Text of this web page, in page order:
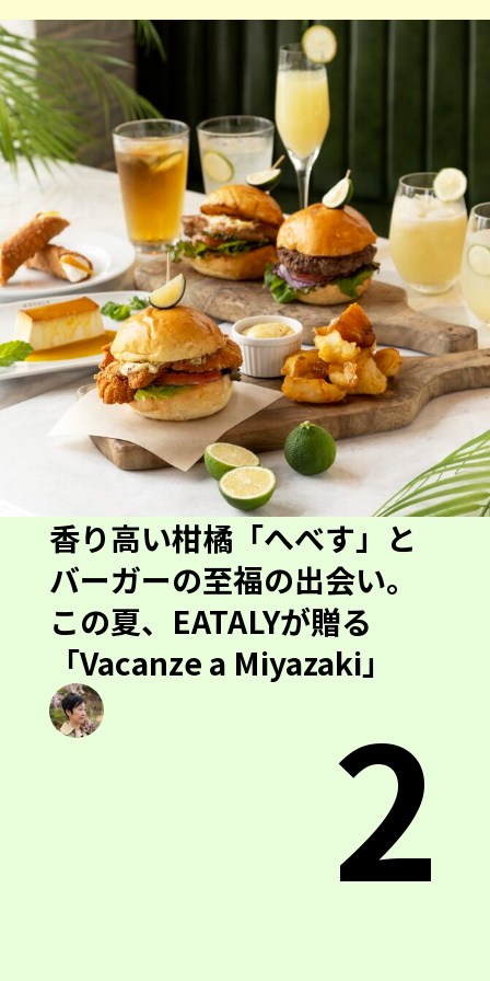
香り高い柑橘「へべす」と
バーガーの至福の出会い。
この夏、EATALYが贈る
「Vacanze a Miyazaki」
2